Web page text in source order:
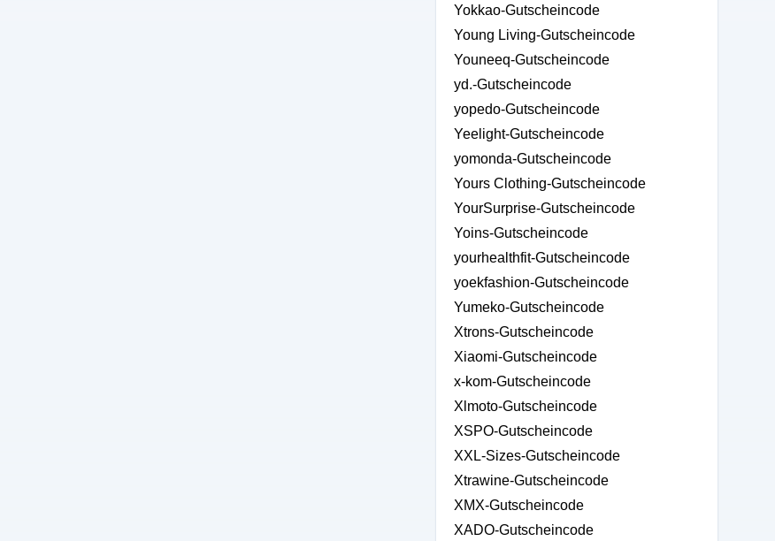
Yokkao-Gutscheincode
Young Living-Gutscheincode
Youneeq-Gutscheincode
yd.-Gutscheincode
yopedo-Gutscheincode
Yeelight-Gutscheincode
yomonda-Gutscheincode
Yours Clothing-Gutscheincode
YourSurprise-Gutscheincode
Yoins-Gutscheincode
yourhealthfit-Gutscheincode
yoekfashion-Gutscheincode
Yumeko-Gutscheincode
Xtrons-Gutscheincode
Xiaomi-Gutscheincode
x-kom-Gutscheincode
Xlmoto-Gutscheincode
XSPO-Gutscheincode
XXL-Sizes-Gutscheincode
Xtrawine-Gutscheincode
XMX-Gutscheincode
XADO-Gutscheincode